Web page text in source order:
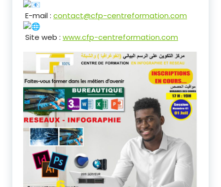
E-mail : contact@cfp-centreformation.com
Site web : www.cfp-centreformation.com